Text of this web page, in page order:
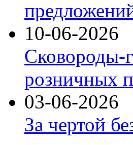
10-06-2026
Сковороды-
розничных
03-06-2026
За чертой